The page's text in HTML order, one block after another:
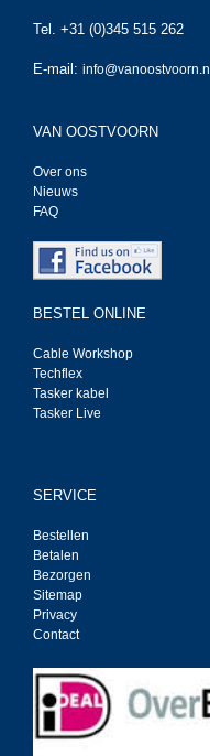
Tel. +31 (0)345 515 262
E-mail: info@vanoostvoorn.nl
VAN OOSTVOORN
Over ons
Nieuws
FAQ
BESTEL ONLINE
Cable Workshop
Techflex
Tasker kabel
Tasker Live
SERVICE
Bestellen
Betalen
Bezorgen
Sitemap
Privacy
Contact